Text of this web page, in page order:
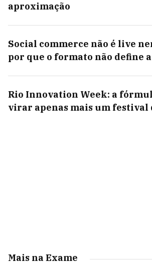
aproximação
Social commerce não é live
por que o formato não define
Rio Innovation Week: a
virar apenas mais um festival
Mais na Exame